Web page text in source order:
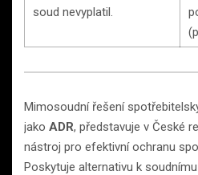
soud nevyplatil.
Mimosoudní řešení
jako ADR, představuje v České
nástroj pro efektivní ochranu
Poskytuje alternativu k